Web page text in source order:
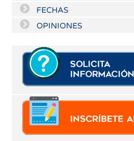
FECHAS
OPINIONES